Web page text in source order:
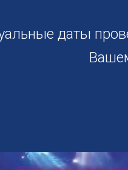
даты